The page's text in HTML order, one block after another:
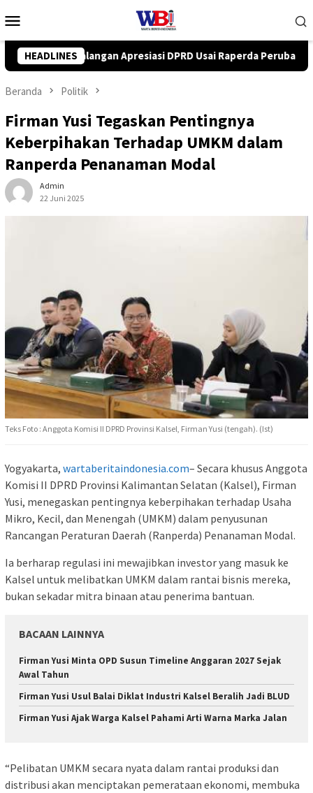
ke
Mobile
HEADLINES
Usai Raperda Perubahan APBD 2026 Resmi Disepakati
Beranda Politik
Firman Yusi Tegaskan Pentingnya
Keberpihakan Terhadap UMKM dalam
Ranperda Penanaman Modal
Admin
22 Juni 2025
Teks Foto : Anggota Komisi II DPRD Provinsi Kalsel, Firman Yusi (tengah). (Ist)
Yogyakarta, wartaberitaindonesia.com– Secara khusus Anggota
Komisi II DPRD Provinsi Kalimantan Selatan (Kalsel), Firman
Yusi, menegaskan pentingnya keberpihakan terhadap Usaha
Mikro, Kecil, dan Menengah (UMKM) dalam penyusunan
Rancangan Peraturan Daerah (Ranperda) Penanaman Modal.
Ia berharap regulasi ini mewajibkan investor yang masuk ke
Kalsel untuk melibatkan UMKM dalam rantai bisnis mereka,
bukan sekadar mitra binaan atau penerima bantuan.
BACAAN LAINNYA
Firman Yusi Minta OPD Susun Timeline Anggaran 2027 Sejak
Awal Tahun
Firman Yusi Usul Balai Diklat Industri Kalsel Beralih Jadi BLUD
Firman Yusi Ajak Warga Kalsel Pahami Arti Warna Marka Jalan
“Pelibatan UMKM secara nyata dalam rantai produksi dan
distribusi akan menciptakan pemerataan ekonomi, membuka